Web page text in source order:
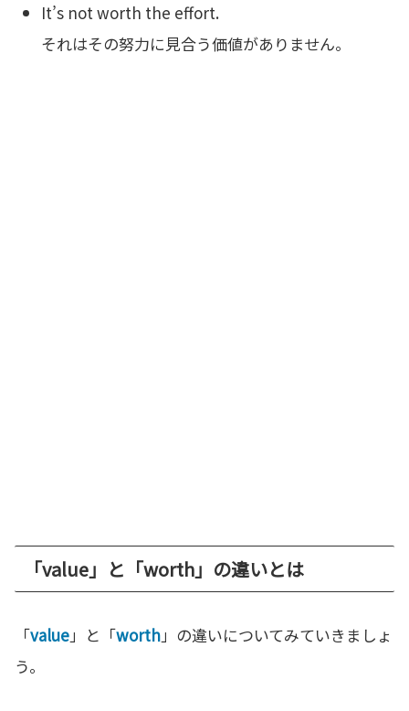
It’s not worth the effort.
それはその努力に見合う価値がありません。
「value」と「worth」の違いとは
「value」と「worth」の違いについてみていきましょ
う。